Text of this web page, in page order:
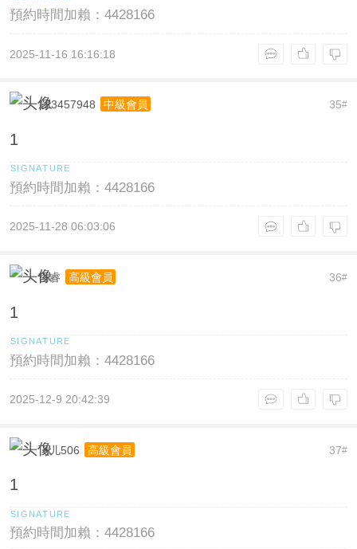
預約時間加賴：4428166
2025-11-16 16:16:18
35#
123457948 中級會員
1
預約時間加賴：4428166
2025-11-28 06:03:06
36#
哲睿 高級會員
1
預約時間加賴：4428166
2025-12-9 20:42:39
37#
飞儿506 高級會員
1
預約時間加賴：4428166